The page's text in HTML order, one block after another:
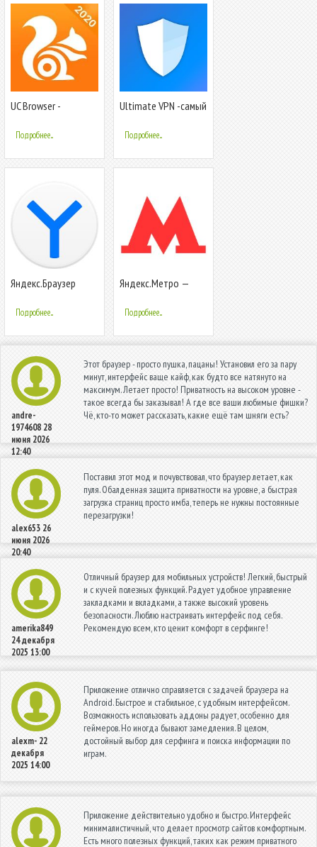
UC Browser -
загрузчик видео
Подробнее...
Ultimate VPN -самый
безопасный
безлимитный
Подробнее...
Яндекс.Браузер
быстрый,
безопасный
Подробнее...
Яндекс.Метро —
города мира
Подробнее...
andre-
1974608 28
июня 2026
12:40
Этот браузер - просто пушка, пацаны! Установил его за пару
минут, интерфейс ваще кайф, как будто все натянуто на
максимум. Летает просто! Приватность на высоком уровне -
такое всегда бы заказывал! А где все ваши любимые фишки?
Чё, кто-то может рассказать, какие ещё там шняги есть?
alex653 26
июня 2026
20:40
Поставил этот мод и почувствовал, что браузер летает, как
пуля. Обалденная защита приватности на уровне, а быстрая
загрузка страниц просто имба, теперь не нужны постоянные
перезагрузки!
amerika849
24 декабря
2025 13:00
Отличный браузер для мобильных устройств! Легкий, быстрый
и с кучей полезных функций. Радует удобное управление
закладками и вкладками, а также высокий уровень
безопасности. Люблю настраивать интерфейс под себя.
Рекомендую всем, кто ценит комфорт в серфинге!
alexm- 22
декабря
2025 14:00
Приложение отлично справляется с задачей браузера на
Android. Быстрое и стабильное, с удобным интерфейсом.
Возможность использовать аддоны радует, особенно для
геймеров. Но иногда бывают замедления. В целом,
достойный выбор для серфинга и поиска информации по
играм.
Приложение действительно удобно и быстро. Интерфейс
минималистичный, что делает просмотр сайтов комфортным.
Есть много полезных функций, таких как режим приватного